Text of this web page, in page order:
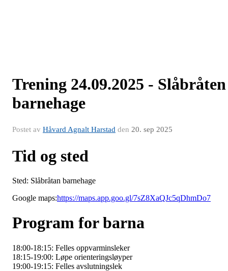
Trening 24.09.2025 - Slåbråten
barnehage
Postet av Håvard Agnalt Harstad den 20. sep 2025
Tid og sted
Sted: Slåbråtan barnehage
Google maps:https://maps.app.goo.gl/7sZ8XaQJc5qDhmDo7
Program for barna
18:00-18:15: Felles oppvarminsleker
18:15-19:00: Løpe orienteringsløyper
19:00-19:15: Felles avslutningslek